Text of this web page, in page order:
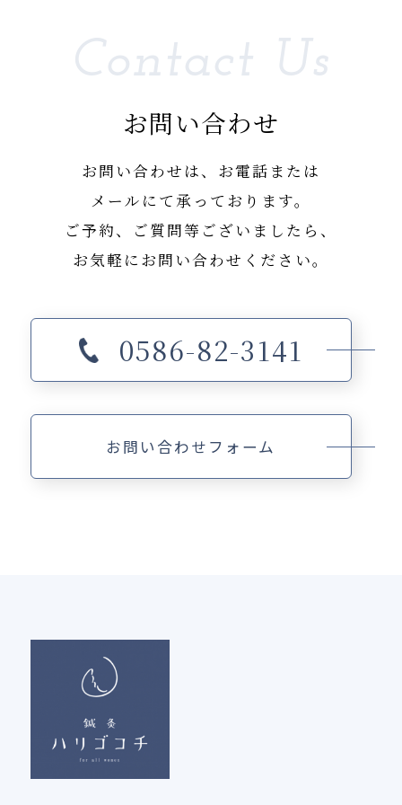
Contact Us
お問い合わせ
お問い合わせは、お電話または
メールにて承っております。
ご予約、ご質問等ございましたら、
お気軽にお問い合わせください。
0586-82-3141
お問い合わせフォーム